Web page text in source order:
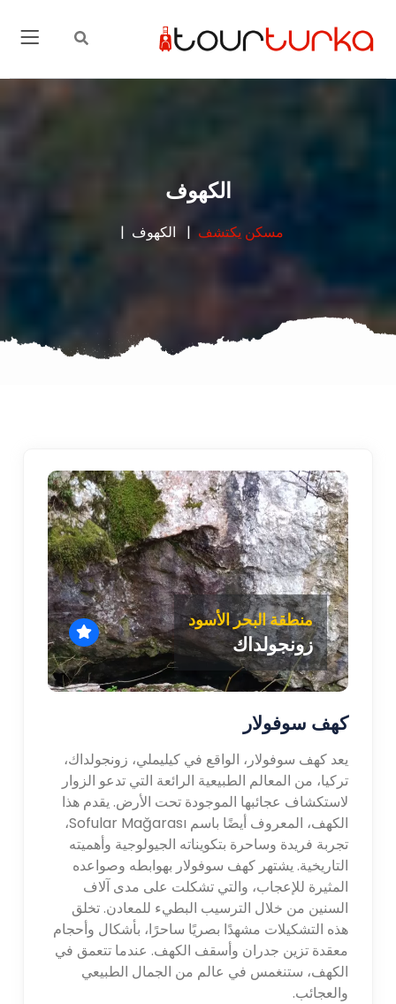
الكهوف
مسكن يكتشف الكهوف
منطقة البحر الأسود
زونجولداك
كهف سوفولار
يعد كهف سوفولار، الواقع في كيليملي، زونجولداك،
تركيا، من المعالم الطبيعية الرائعة التي تدعو الزوار
لاستكشاف عجائبها الموجودة تحت الأرض. يقدم هذا
الكهف، المعروف أيضًا باسم Sofular Mağarası،
تجربة فريدة وساحرة بتكويناته الجيولوجية وأهميته
التاريخية. يشتهر كهف سوفولار بهوابطه وصواعده
المثيرة للإعجاب، والتي تشكلت على مدى آلاف
السنين من خلال الترسيب البطيء للمعادن. تخلق
هذه التشكيلات مشهدًا بصريًا ساحرًا، بأشكال وأحجام
معقدة تزين جدران وأسقف الكهف. عندما تتعمق في
الكهف، ستنغمس في عالم من الجمال الطبيعي
والعجائب.